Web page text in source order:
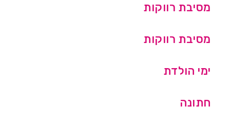
מסיבת רווקות
מסיבת רווקות
ימי הולדת
חתונה